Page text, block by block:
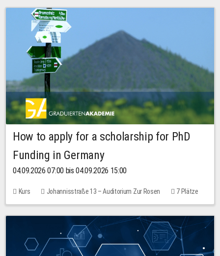
How to apply for a scholarship for PhD
Funding in Germany
04.09.2026 07:00 bis 04.09.2026 15:00
Kurs Johannisstraße 13 – Auditorium Zur Rosen
7 Plätze
10,00 EUR